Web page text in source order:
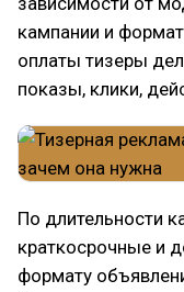
кампании и
оплаты тизеры
показы, клики,
По длительности
краткосрочные и
формату